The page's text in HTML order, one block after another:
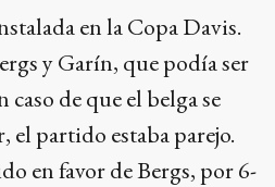
en la Copa Davis.
y Garín, que podía ser
caso de que el belga se
el partido estaba parejo.
en favor de Bergs, por 6-